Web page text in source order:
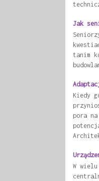
Jak
tanim
Kiedy
pora
W